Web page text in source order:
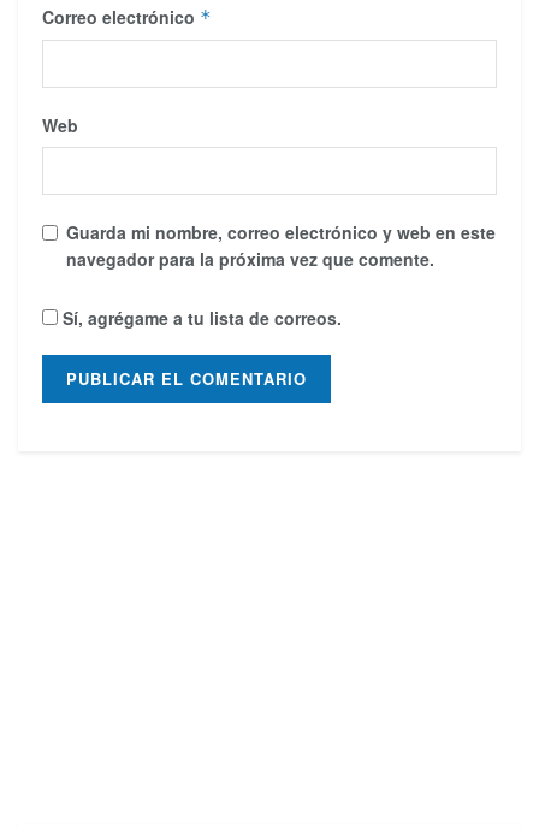
Correo electrónico *
Web
Guarda mi nombre, correo electrónico y web en este
navegador para la próxima vez que comente.
Sí, agrégame a tu lista de correos.